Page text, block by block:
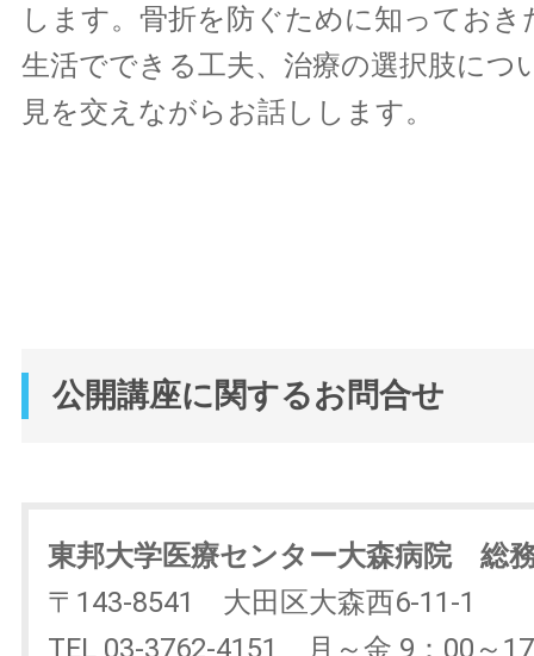
します。骨折を防ぐために知っておき
生活でできる工夫、治療の選択肢につ
見を交えながらお話しします。
公開講座に関するお問合せ
東邦大学医療センター大森病院 総
〒143-8541 大田区大森西6-11-1
TEL 03-3762-4151 月～金 9：00～